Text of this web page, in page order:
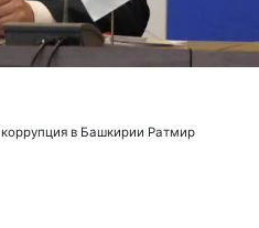
коррупция в Башкирии Ратмир